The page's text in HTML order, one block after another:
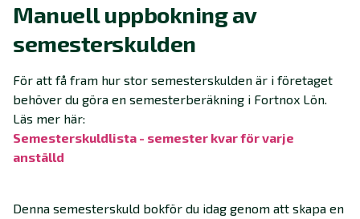
Manuell uppbokning av
semesterskulden
För att få fram hur stor semesterskulden är i företaget
behöver du göra en semesterberäkning i Fortnox Lön.
Läs mer här:
Semesterskuldlista - semester kvar för varje
anställd
Denna semesterskuld bokför du idag genom att skapa en